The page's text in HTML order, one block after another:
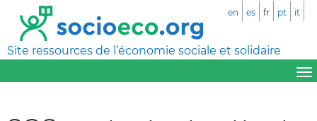
Site ressources de l’économie sociale et solidaire
en es fr pt it